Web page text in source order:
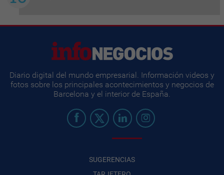
Diario digital del mundo empresarial. Información videos y
fotos sobre los principales acontecimientos y negocios de
Barcelona y el interior de España.
SUGERENCIAS